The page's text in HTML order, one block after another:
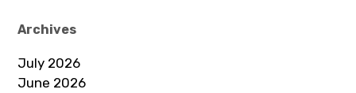
Archives
July 2026
June 2026